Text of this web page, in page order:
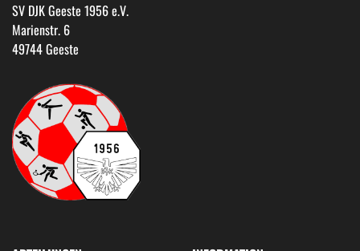
SV DJK Geeste 1956 e.V.
Marienstr. 6
49744 Geeste